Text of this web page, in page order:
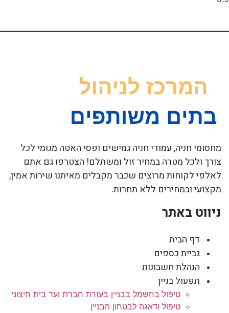
מחסומי חניה, עמודי חניה גמישים ופסי האטה מגומי לכל
צורך ולכל מטרה במחיר זול ומשתלם! הצטרפו גם אתם
לאלפי לקוחות מרוצים שכבר מקבלים מאיתנו שירות אמין,
מקצועי ובמחירים ללא תחרות.
ניווט באתר
דף הבית
גביית כספים
הנהלת חשבונות
תפעול בניין
טיפול בחשמל בבניין בעזרת חברת ועד בית חיצוני
טיפול ודאגה לבטחון הבניין